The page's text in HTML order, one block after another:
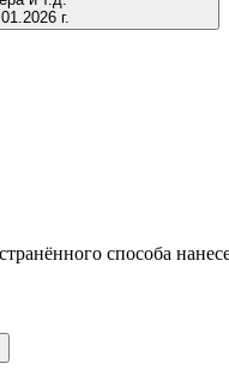
г.
способа